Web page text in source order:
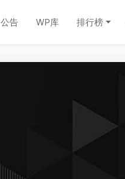
公告 WP库 排行榜